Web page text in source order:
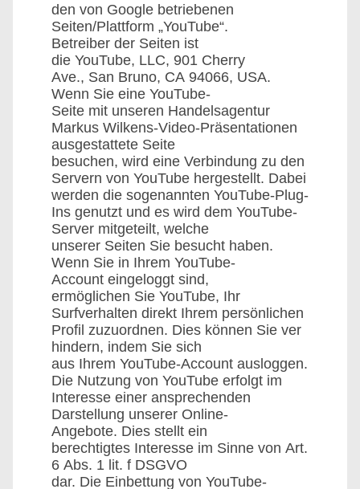
den von Google betriebenen
Seiten/Plattform „YouTube“.
Betreiber der Seiten ist
die YouTube, LLC, 901 Cherry
Ave., San Bruno, CA 94066, USA.
Wenn Sie eine YouTube-
Seite mit unseren Handelsagentur
Markus Wilkens-Video-Präsentationen
ausgestattete Seite
besuchen, wird eine Verbindung zu den
Servern von YouTube hergestellt. Dabei
werden die sogenannten YouTube-Plug-
Ins genutzt und es wird dem YouTube-
Server mitgeteilt, welche
unserer Seiten Sie besucht haben.
Wenn Sie in Ihrem YouTube-
Account eingeloggt sind,
ermöglichen Sie YouTube, Ihr
Surfverhalten direkt Ihrem persönlichen
Profil zuzuordnen. Dies können Sie ver
hindern, indem Sie sich
aus Ihrem YouTube-Account ausloggen.
Die Nutzung von YouTube erfolgt im
Interesse einer ansprechenden
Darstellung unserer Online-
Angebote. Dies stellt ein
berechtigtes Interesse im Sinne von Art.
6 Abs. 1 lit. f DSGVO
dar. Die Einbettung von YouTube-